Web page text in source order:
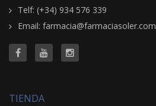
Telf: (+34) 934 576 339
Email: farmacia@farmaciasoler.com
TIENDA